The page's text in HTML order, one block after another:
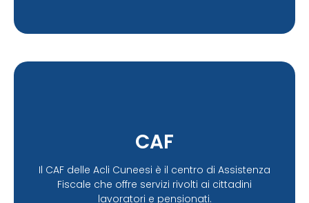
CAF
Il CAF delle Acli Cuneesi è il centro di Assistenza
Fiscale che offre servizi rivolti ai cittadini
lavoratori e pensionati.